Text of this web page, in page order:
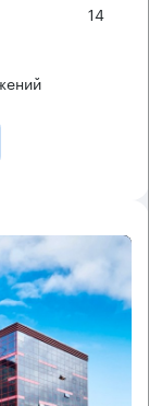
14